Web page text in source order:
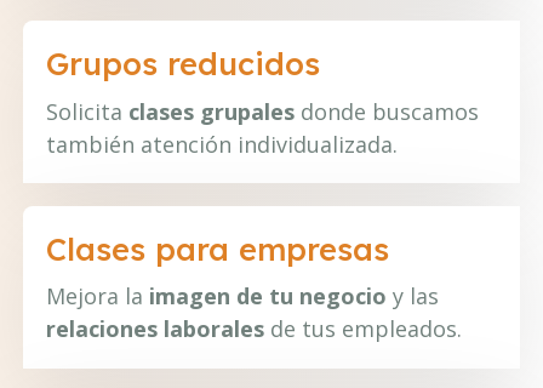
Grupos reducidos
Solicita clases grupalesdonde buscamos
también atención individualizada.
Clases para empresas
Mejora la imagen de tu negocio y las
relaciones laboralesde tus empleados.